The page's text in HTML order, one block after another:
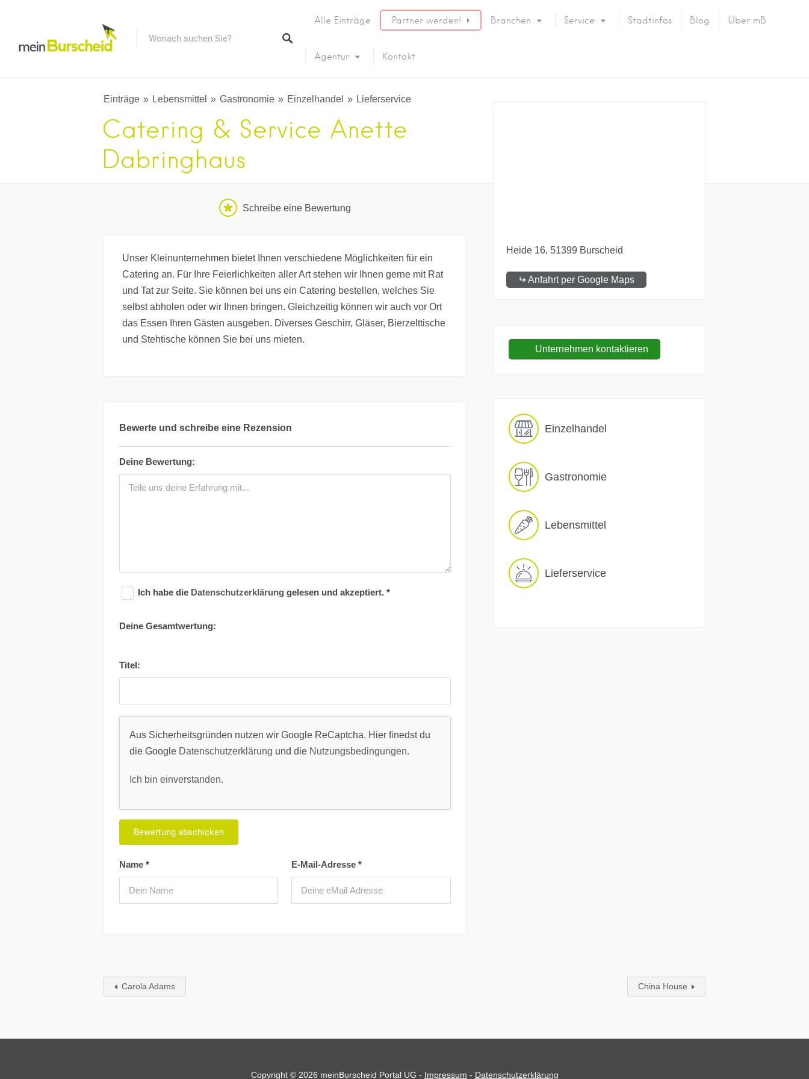
Alle Einträge Partner werden! Branchen Service Stadtinfos Blog Über mB
Agentur Kontakt
Einträge Lebensmittel Gastronomie Einzelhandel Lieferservice
Catering & Service Anette
Dabringhaus
Schreibe eine Bewertung
Unser Kleinunternehmen bietet Ihnen verschiedene Möglichkeiten für ein
Catering an. Für Ihre Feierlichkeiten aller Art stehen wir Ihnen gerne mit Rat
und Tat zur Seite. Sie können bei uns ein Catering bestellen, welches Sie
selbst abholen oder wir Ihnen bringen. Gleichzeitig können wir auch vor Ort
das Essen Ihren Gästen ausgeben. Diverses Geschirr, Gläser, Bierzelttische
und Stehtische können Sie bei uns mieten.
Bewerte und schreibe eine Rezension
Deine Bewertung:
Name * E-Mail-Adresse*
Ich habe die Datenschutzerklärung gelesen und akzeptiert. *
Deine Gesamtwertung:
Titel:
Aus Sicherheitsgründen nutzen wir Google ReCaptcha. Hier finedst du
die Google Datenschutzerklärung und die Nutzungsbedingungen.
Ich bin einverstanden.
Heide 16 51399 Burscheid
Anfahrt per Google Maps
Unternehmen kontaktieren
Einzelhandel
Gastronomie
Lebensmittel
Lieferservice
Carola Adams China House
Copyright © 2026 meinBurscheid Portal UG - Impressum - Datenschutzerklärung